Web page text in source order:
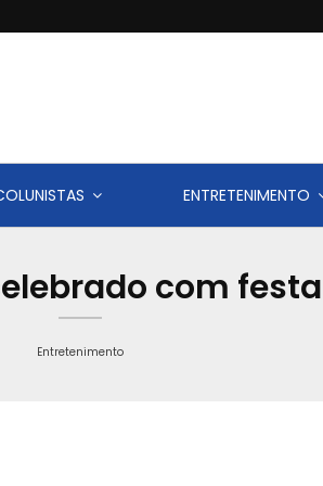
ENTRETENIMENTO
com
Entretenimento